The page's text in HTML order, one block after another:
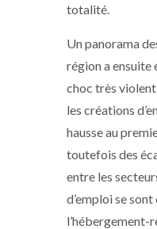
totalité.
Un panorama
région a ensuite
choc très violent
les créations
hausse au
toutefois des
entre les
d’emploi se
l’hébergement-